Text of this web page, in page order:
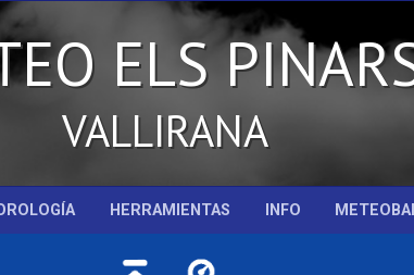
ELS
VALLIRANA
HERRAMIENTAS INFO